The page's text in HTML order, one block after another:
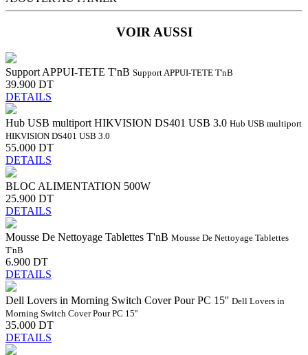
VOIR AUSSI
Support APPUI-TETE T'nB Support APPUI-TETE T'nB
39.900 DT
DETAILS
Hub USB multiport HIKVISION DS401 USB 3.0 Hub USB multiport
HIKVISION DS401 USB 3.0
55.000 DT
DETAILS
BLOC ALIMENTATION 500W
25.900 DT
DETAILS
Mousse De Nettoyage Tablettes T'nB Mousse De Nettoyage Tablettes
T'nB
6.900 DT
DETAILS
Dell Lovers in Morning Switch Cover Pour PC 15'' Dell Lovers in
Morning Switch Cover Pour PC 15''
35.000 DT
DETAILS